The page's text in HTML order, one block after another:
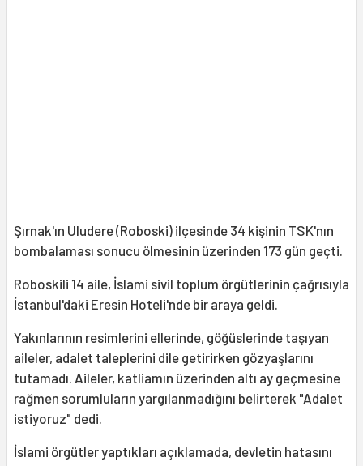
Şırnak'ın Uludere (Roboski) ilçesinde 34 kişinin TSK'nın
bombalaması sonucu ölmesinin üzerinden 173 gün geçti.
Roboskili 14 aile, İslami sivil toplum örgütlerinin çağrısıyla
İstanbul'daki Eresin Hoteli'nde bir araya geldi.
Yakınlarının resimlerini ellerinde, göğüslerinde taşıyan
aileler, adalet taleplerini dile getirirken gözyaşlarını
tutamadı. Aileler, katliamın üzerinden altı ay geçmesine
rağmen sorumluların yargılanmadığını belirterek "Adalet
istiyoruz" dedi.
İslami örgütler yaptıkları açıklamada, devletin hatasını